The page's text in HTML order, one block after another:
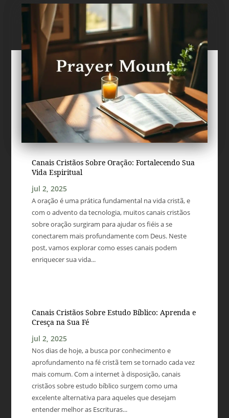
Canais Cristãos Sobre Oração: Fortalecendo Sua
Vida Espiritual
jul 2, 2025
A oração é uma prática fundamental na vida cristã, e
com o advento da tecnologia, muitos canais cristãos
sobre oração surgiram para ajudar os fiéis a se
conectarem mais profundamente com Deus. Neste
post, vamos explorar como esses canais podem
enriquecer sua vida...
Canais Cristãos Sobre Estudo Bíblico: Aprenda e
Cresça na Sua Fé
jul 2, 2025
Nos dias de hoje, a busca por conhecimento e
aprofundamento na fé cristã tem se tornado cada vez
mais comum. Com a internet à disposição, canais
cristãos sobre estudo bíblico surgem como uma
excelente alternativa para aqueles que desejam
entender melhor as Escrituras...